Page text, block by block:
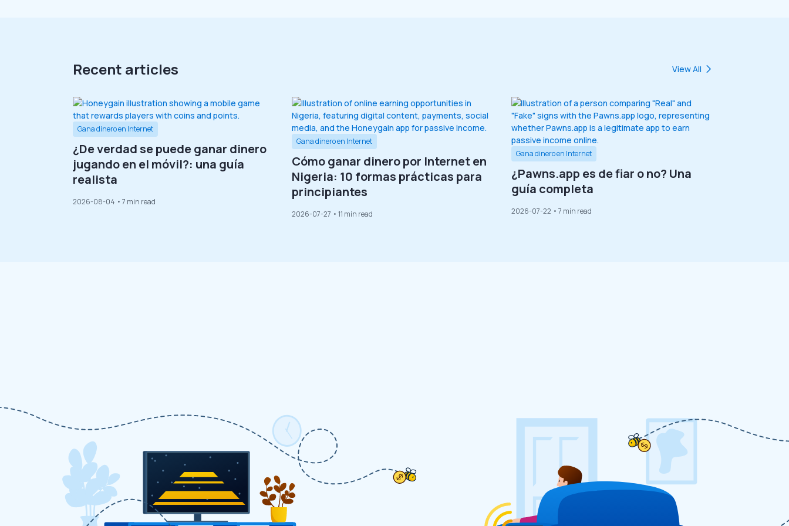
Recent articles View All
Gana dinero en Internet
¿De verdad se puede ganar dinero
jugando en el móvil?: una guía
realista
2026-08-04 • 7 min read
Gana dinero en Internet
Cómo ganar dinero por Internet en
Nigeria: 10 formas prácticas para
principiantes
2026-07-27 • 11 min read
Gana dinero en Internet
¿Pawns.app es de fiar o no? Una
guía completa
2026-07-22 • 7 min read